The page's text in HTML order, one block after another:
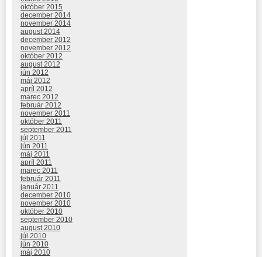
október 2015
december 2014
november 2014
august 2014
december 2012
november 2012
október 2012
august 2012
jún 2012
máj 2012
apríl 2012
marec 2012
február 2012
november 2011
október 2011
september 2011
júl 2011
jún 2011
máj 2011
apríl 2011
marec 2011
február 2011
január 2011
december 2010
november 2010
október 2010
september 2010
august 2010
júl 2010
jún 2010
máj 2010